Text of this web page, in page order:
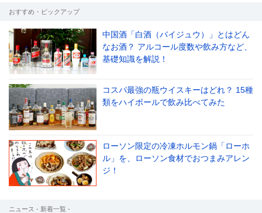
ノミスタイル] 公式twitterペ
エノミスタイル] 公式facebookペ
style[イエノミスタイル] 公式
おすすめ・ピックアップ
中国酒「白酒（バイジュウ）」とはどん
なお酒？ アルコール度数や飲み方など、
基礎知識を解説！
コスパ最強の瓶ウイスキーはどれ？ 15種
類をハイボールで飲み比べてみた
ローソン限定の冷凍ホルモン鍋「ローホ
ル」を、ローソン食材でおつまみアレン
ジ！
ニュース - 新着一覧 -